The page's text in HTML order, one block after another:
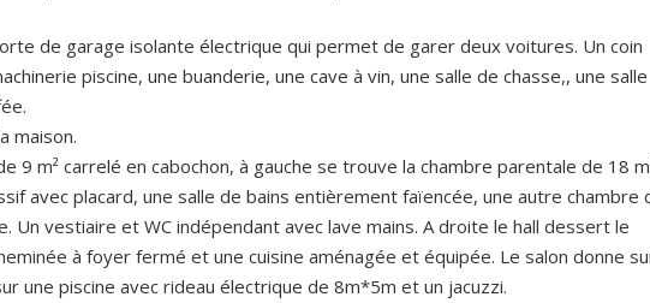
de garage isolante électrique qui permet de garer deux voitures. Un coin
piscine, une buanderie, une cave à vin, une salle de chasse,, une salle
maison.
9 m² carrelé en cabochon, à gauche se trouve la chambre parentale de 18
avec placard, une salle de bains entièrement faïencée, une autre chambre
Un vestiaire et WC indépendant avec lave mains. A droite le hall dessert le
à foyer fermé et une cuisine aménagée et équipée. Le salon donne
une piscine avec rideau électrique de 8m*5m et un jacuzzi.